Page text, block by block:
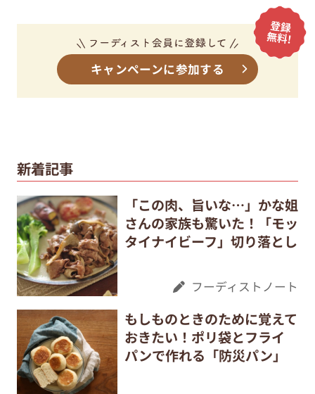
キャンペーンに参加する
新着記事
「この肉、旨いな…」かな姐
さんの家族も驚いた！「モッ
タイナイビーフ」切り落とし
フーディストノート
もしものときのために覚えて
おきたい！ポリ袋とフライ
パンで作れる「防災パン」